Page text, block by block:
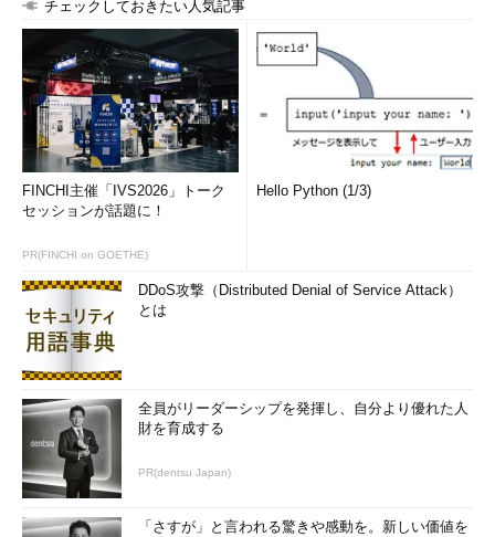
はセキュリティ専門家を雇うのと同様のコストで、セキュリティ
サービスを受けられる。
出典：3 Kick-Off Initiatives for Cost Optimization（Smarter
with Gartner）
筆者 Kasey Panetta
Brand Content Manager at Gartner
チェックしておきたい人気記事
FINCHI主催「IVS2026」トーク
セッションが話題に！
PR(FINCHI on GOETHE)
Hello Python (1/3)
DDoS攻撃（Distributed Denial of Service Attack）
とは
全員がリーダーシップを発揮し、自分より優れた人
財を育成する
PR(dentsu Japan)
「さすが」と言われる驚きや感動を。新しい価値を